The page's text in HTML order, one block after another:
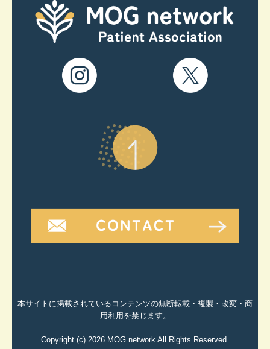
本サイトに掲載されているコンテンツの無断転載・複製・改変・商
用利用を禁じます。
Copyright (c) 2026 MOG network All Rights Reserved.